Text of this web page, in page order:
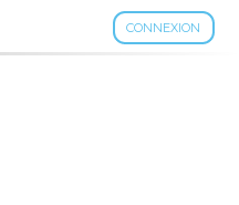
CONNEXION